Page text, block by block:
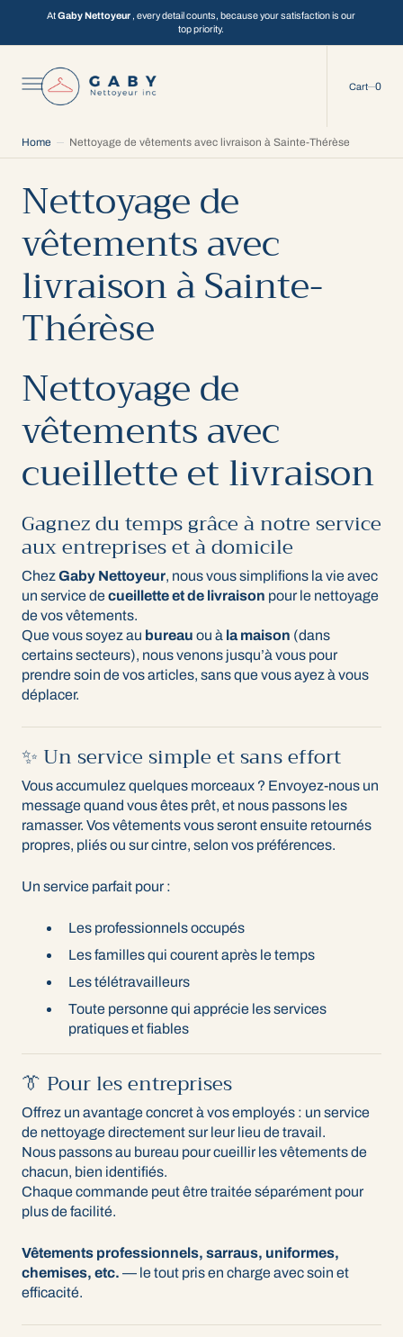
AtGaby Nettoyeur , every detail counts, because your satisfaction is our
top priority.
Cart 00
Home Nettoyage de vêtements avec livraison à Sainte-Thérèse
Nettoyage de
vêtements avec
livraison à Sainte-
Thérèse
Nettoyage de
vêtements avec
cueillette et livraison
Gagnez du temps grâce à notre service
aux entreprises et à domicile
Chez Gaby Nettoyeur, nous vous simplifions la vie avec
un service decueillette et de livraison pour le nettoyage
de vos vêtements.
Que vous soyez au bureau ou à la maison (dans
certains secteurs), nous venons jusqu’à vous pour
prendre soin de vos articles, sans que vous ayez à vous
déplacer.
✨ Un service simple et sans effort
Vous accumulez quelques morceaux ? Envoyez-nous un
message quand vous êtes prêt, et nous passons les
ramasser. Vos vêtements vous seront ensuite retournés
propres, pliés ou sur cintre, selon vos préférences.
Un service parfait pour :
Les professionnels occupés
Les familles qui courent après le temps
Les télétravailleurs
Toute personne qui apprécie les services
pratiques et fiables
👔 Pour les entreprises
Offrez un avantage concret à vos employés : un service
de nettoyage directement sur leur lieu de travail.
Nous passons au bureau pour cueillir les vêtements de
chacun, bien identifiés.
Chaque commande peut être traitée séparément pour
plus de facilité.
Vêtements professionnels, sarraus, uniformes,
chemises, etc. — le tout pris en charge avec soin et
efficacité.